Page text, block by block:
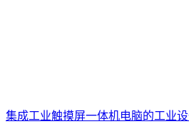
集成工业触摸屏一体机电脑的工业